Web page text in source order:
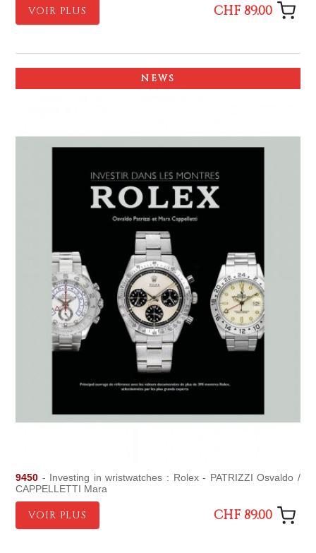
VOIR PLUS CHF 89.00
9450 - Investing in wristwatches : Rolex - PATRIZZI Osvaldo /
CAPPELLETTI Mara
VOIR PLUS CHF 89.00